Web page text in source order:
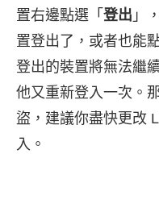
置右邊點選「 登出 」
置登出了，或者也能
登出的裝置將無法繼
他又重新登入一次。
盜，建議你盡快更改
入。